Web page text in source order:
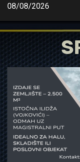
Skip
content
08/08/2026